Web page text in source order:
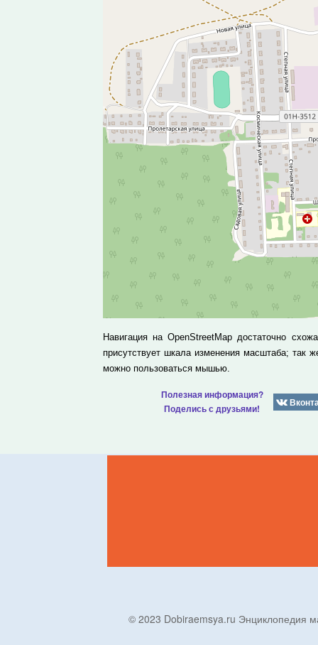
Навигация на OpenStreetMap достаточно
присутствует шкала изменения масштаба; так
можно пользоваться мышью.
Полезная информация?
Поделись с друзьями!
© 2023 Dobiraemsya.ru